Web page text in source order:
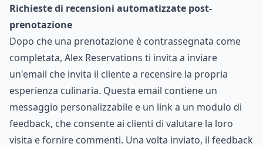
Richieste di recensioni automatizzate post-
prenotazione
Dopo che una prenotazione è contrassegnata come
completata, Alex Reservations ti invita a inviare
un'email che invita il cliente a recensire la propria
esperienza culinaria. Questa email contiene un
messaggio personalizzabile e un link a un modulo di
feedback, che consente ai clienti di valutare la loro
visita e fornire commenti. Una volta inviato, il feedback